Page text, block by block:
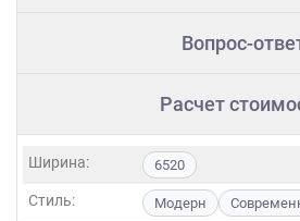
Вопрос-
Расчет
Ширина: 6520
Стиль: Модерн